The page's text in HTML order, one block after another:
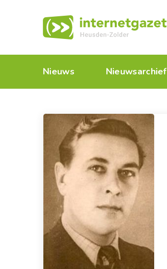
Nieuws Nieuwsarchief